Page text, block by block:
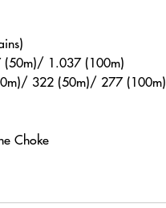
1.037 (100m)
322 (50m)/ 277 (100m)
Choke